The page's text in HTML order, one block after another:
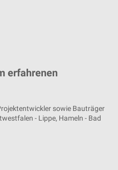
erfahrenen
sowie Bauträger
- Lippe, Hameln - Bad